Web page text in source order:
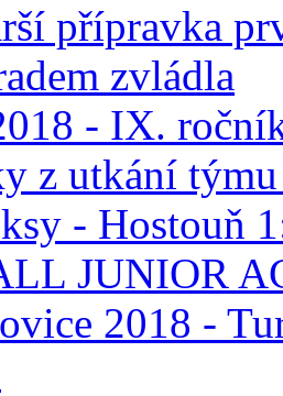
přípravka
zvládla
- IX.
z utkání
- Hostouň
JUNIOR
2018 -